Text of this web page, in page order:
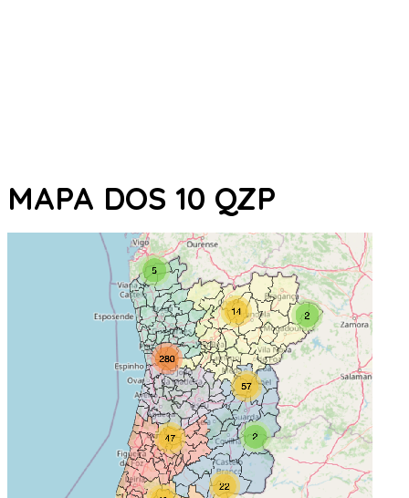
MAPA DOS 10 QZP